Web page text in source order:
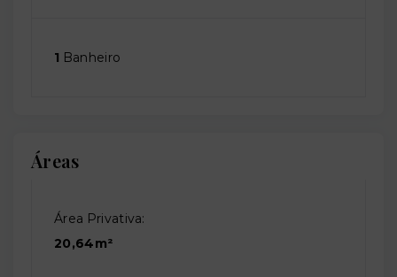
1 Banheiro
Áreas
Área Privativa:
20,64m²